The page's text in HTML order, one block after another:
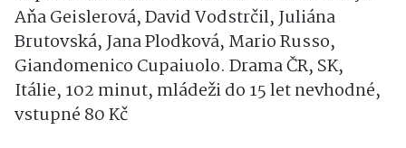
Aňa Geislerová, David Vodstrčil, Juliána
Brutovská, Jana Plodková, Mario Russo,
Giandomenico Cupaiuolo. Drama ČR, SK,
Itálie, 102 minut, mládeži do 15 let nevhodné,
vstupné 80 Kč